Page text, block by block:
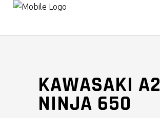
KAWASAKI A2
NINJA 650